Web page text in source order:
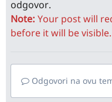
odgovor.
Note: Your post will
before it will be visible.
Odgovori na ovu